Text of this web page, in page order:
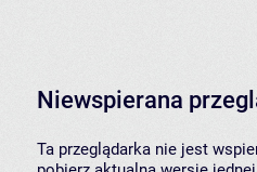
Niewspierana
Ta przeglądarka nie jest